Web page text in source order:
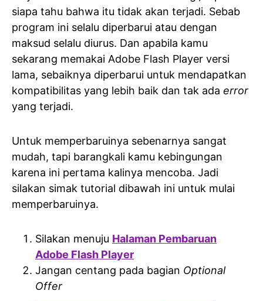
siapa tahu bahwa itu tidak akan terjadi. Sebab
program ini selalu diperbarui atau dengan
maksud selalu diurus. Dan apabila kamu
sekarang memakai Adobe Flash Player versi
lama, sebaiknya diperbarui untuk mendapatkan
kompatibilitas yang lebih baik dan tak ada error
yang terjadi.
Untuk memperbaruinya sebenarnya sangat
mudah, tapi barangkali kamu kebingungan
karena ini pertama kalinya mencoba. Jadi
silakan simak tutorial dibawah ini untuk mulai
memperbaruinya.
Silakan menuju Halaman Pembaruan
Adobe Flash Player
Jangan centang pada bagian Optional
Offer